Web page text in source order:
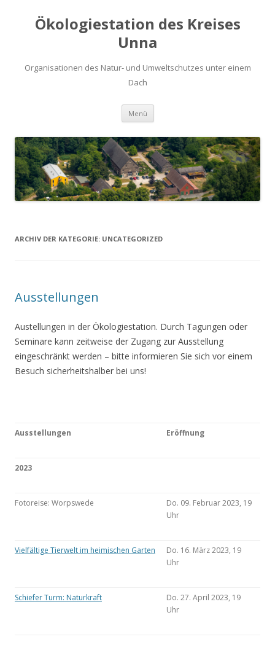
Ökologiestation des Kreises
Unna
Organisationen des Natur- und Umweltschutzes unter einem
Dach
Menü Zum
springen
ARCHIV DER KATEGORIE: UNCATEGORIZED
Ausstellungen
Austellungen in der Ökologiestation. Durch Tagungen oder
Seminare kann zeitweise der Zugang zur Ausstellung
eingeschränkt werden – bitte informieren Sie sich vor einem
Besuch sicherheitshalber bei uns!
Ausstellungen Eröffnung
2023
Fotoreise: Worpswede
Do. 09. Februar 2023, 19
Uhr
Vielfältige Tierwelt im heimischen Garten
Do. 16. März 2023, 19
Uhr
Schiefer Turm: Naturkraft
Do. 27. April 2023, 19
Uhr